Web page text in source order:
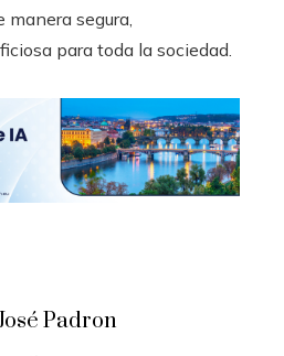
manera segura,
para toda la sociedad.
Padron